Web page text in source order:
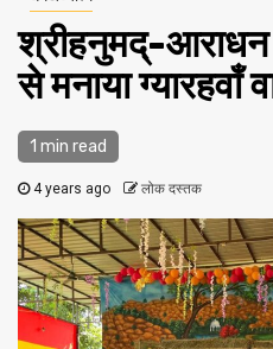
श्रीहनुमद्-
से मनाया ग्यारहवाँ
1 min read
4 years ago लोक दस्तक